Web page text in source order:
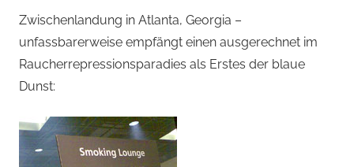
von
Andi
Jacomet
Zwischenlandung in Atlanta, Georgia –
unfassbarerweise empfängt einen ausgerechnet im
Raucherrepressionsparadies als Erstes der blaue
Dunst: